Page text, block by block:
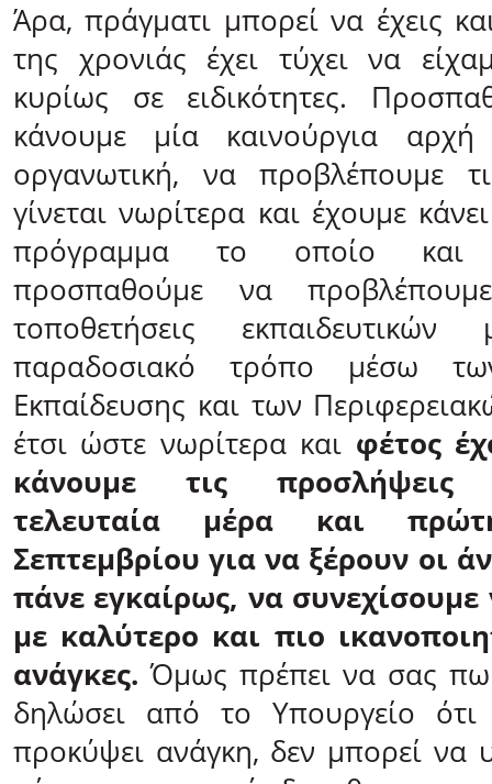
Άρα, πράγματι μπορεί να έχεις
της χρονιάς έχει τύχει να
κυρίως σε ειδικότητες.
κάνουμε μία καινούργια αρχή
οργανωτική, να προβλέπουμε
γίνεται νωρίτερα και έχουμε
πρόγραμμα το οποίο
προσπαθούμε να
τοποθετήσεις
παραδοσιακό τρόπο μέσω
Εκπαίδευσης και των
έτσι ώστε νωρίτερα και φέτος
κάνουμε τις προσλήψεις
τελευταία μέρα και
Σεπτεμβρίου για να ξέρουν οι
πάνε εγκαίρως, να
με καλύτερο και πιο
ανάγκες. Όμως πρέπει να σας πω
δηλώσει από το Υπουργείο
προκύψει ανάγκη, δεν μπορεί να